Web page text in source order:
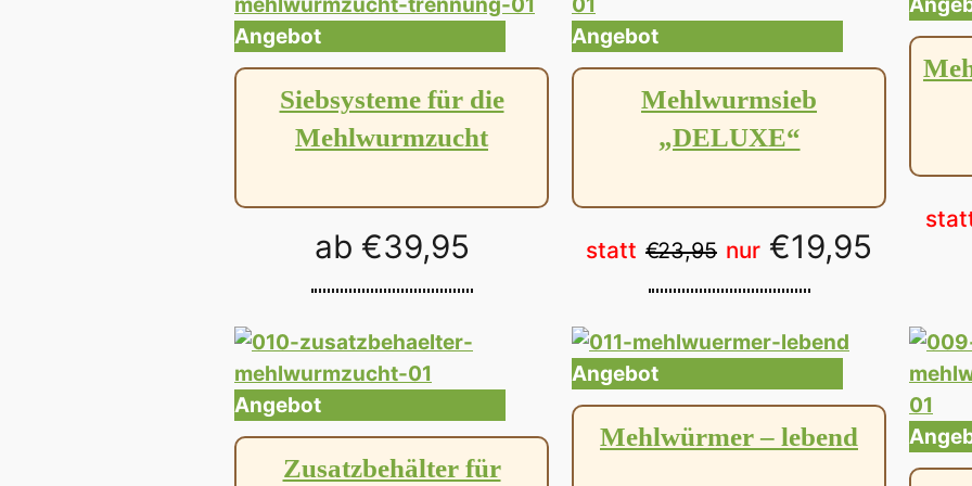
AngebotProdukt
im
Angebot
Siebsysteme für die
Mehlwurmzucht
ab €39,95
AngebotProdukt
im
Angebot
Mehlwurmsieb
„DELUXE“
statt €23,95 Ursprünglicher
Preis
war:
€ 23,95
nur €19,95
ist:
€
AngebotProdukt
im
Angebot
Zusatzbehälter für
AngebotProdukt
im
Angebot
Mehlwürmer – lebend